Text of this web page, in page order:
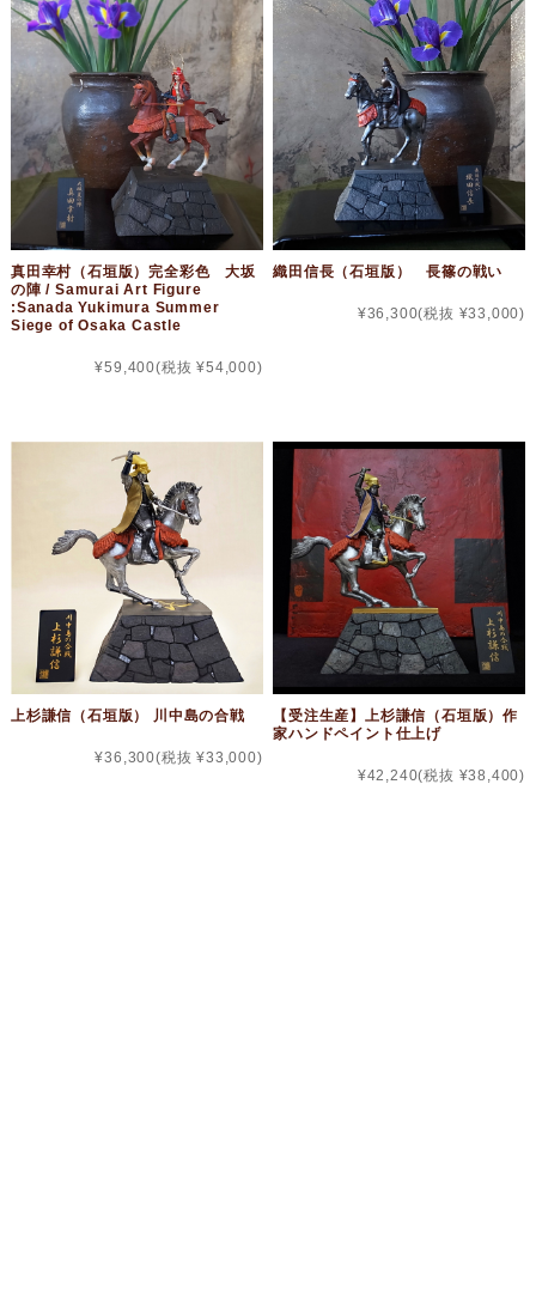
真田幸村（石垣版）完全彩色 大坂
の陣 / Samurai Art Figure
:Sanada Yukimura Summer
Siege of Osaka Castle
¥59,400(税抜 ¥54,000)
織田信長（石垣版） 長篠の戦い
¥36,300(税抜 ¥33,000)
上杉謙信（石垣版） 川中島の合戦
¥36,300(税抜 ¥33,000)
【受注生産】上杉謙信（石垣版）作
家ハンドペイント仕上げ
¥42,240(税抜 ¥38,400)